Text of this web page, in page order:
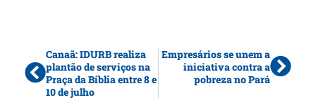
Canaã: IDURB realiza
plantão de serviços na
Praça da Bíblia entre 8 e
10 de julho
Empresários se unem a
iniciativa contra a
pobreza no Pará